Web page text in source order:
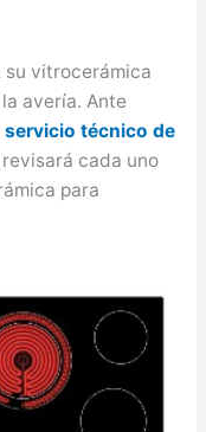
su vitrocerámica
avería. Ante
servicio técnico de
revisará cada uno
para